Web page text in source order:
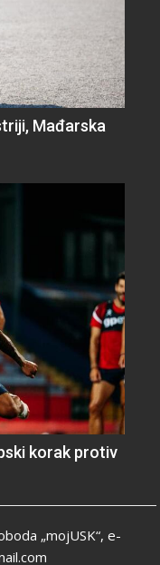
Mađarska
korak protiv
„mojUSK“, e-